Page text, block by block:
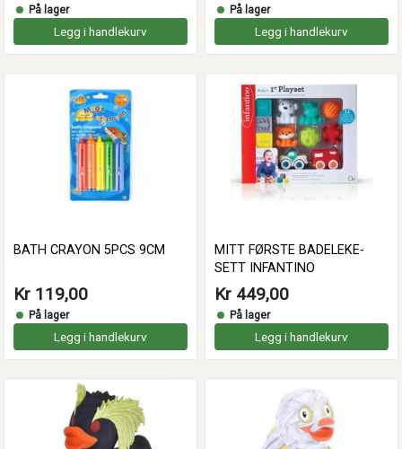
På lager
Legg i handlekurv
På lager
Legg i handlekurv
BATH CRAYON 5PCS 9CM
Kr 119,00
På lager
Legg i handlekurv
MITT FØRSTE BADELEKE-
SETT INFANTINO
Kr 449,00
På lager
Legg i handlekurv